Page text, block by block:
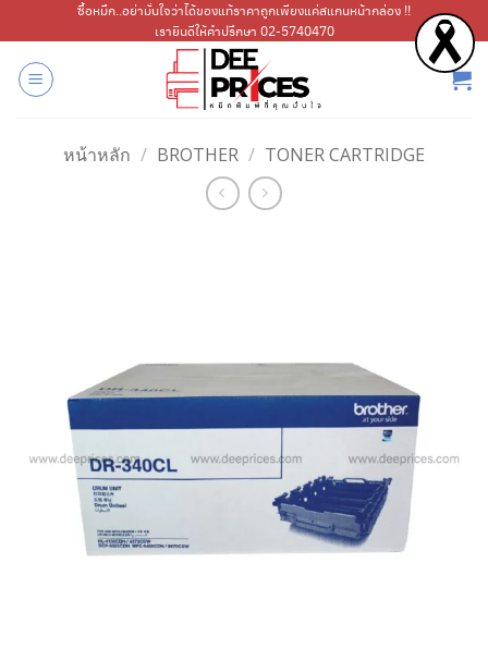
ไป
เนื้อหา
ซื้อหมึก..อย่ามั่นใจว่าได้ของแท้ราคาถูกเพียงแค่สแกนหน้ากล่อง !!
เรายินดีให้คำปรึกษา 02-5740470
หน้าหลัก / BROTHER / TONER CARTRIDGE